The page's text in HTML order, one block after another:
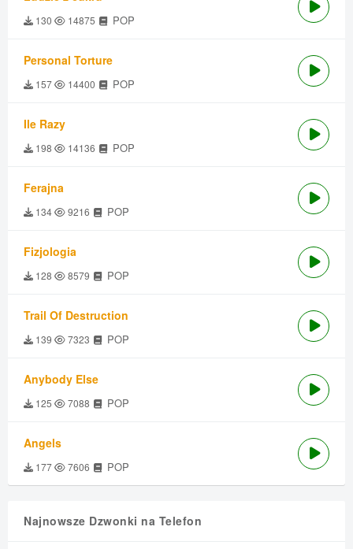
130 14875 POP
Personal Torture
157 14400 POP
Ile Razy
198 14136 POP
Ferajna
134 9216 POP
Fizjologia
128 8579 POP
Trail Of Destruction
139 7323 POP
Anybody Else
125 7088 POP
Angels
177 7606 POP
Najnowsze Dzwonki na Telefon